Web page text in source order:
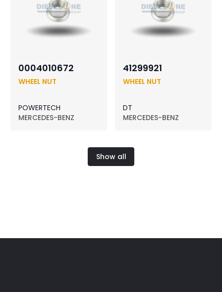
0004010672
WHEEL NUT
POWERTECH
MERCEDES-BENZ
41299921
WHEEL NUT
DT
MERCEDES-BENZ
Show all